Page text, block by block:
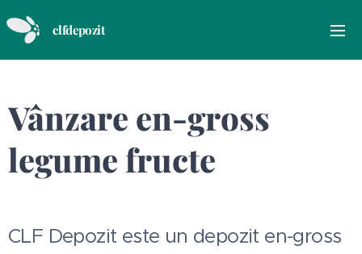
clfdepozit
Vânzare en-gross
legume fructe
CLF Depozit este un depozit en-gross